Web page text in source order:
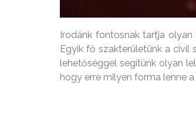
Irodánk fontosnak tartja
Egyik fő szakterületünk a civil
lehetőséggel segítünk olyan
hogy erre milyen forma lenne